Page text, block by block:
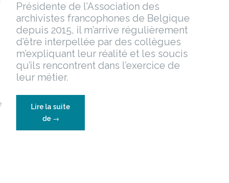
Présidente de l’Association des
archivistes francophones de Belgique
depuis 2015, il m’arrive régulièrement
d’être interpellée par des collègues
m’expliquant leur réalité et les soucis
qu’ils rencontrent dans l’exercice de
leur métier.
Lire la suite
de “Comment
contribuer
→